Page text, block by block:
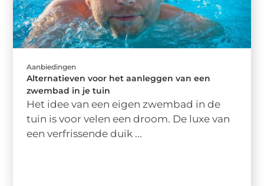
Aanbiedingen
Alternatieven voor het aanleggen van een
zwembad in je tuin
Het idee van een eigen zwembad in de
tuin is voor velen een droom. De luxe van
een verfrissende duik ...